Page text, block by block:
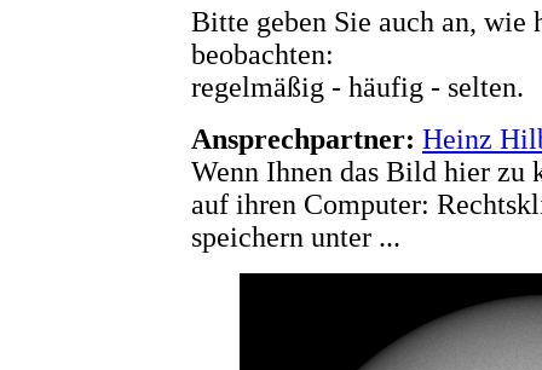
Bitte geben Sie auch an, wie
beobachten:
regelmäßig - häufig - selten.
Ansprechpartner: Heinz
Wenn Ihnen das Bild hier zu
auf ihren Computer:
speichern unter ...